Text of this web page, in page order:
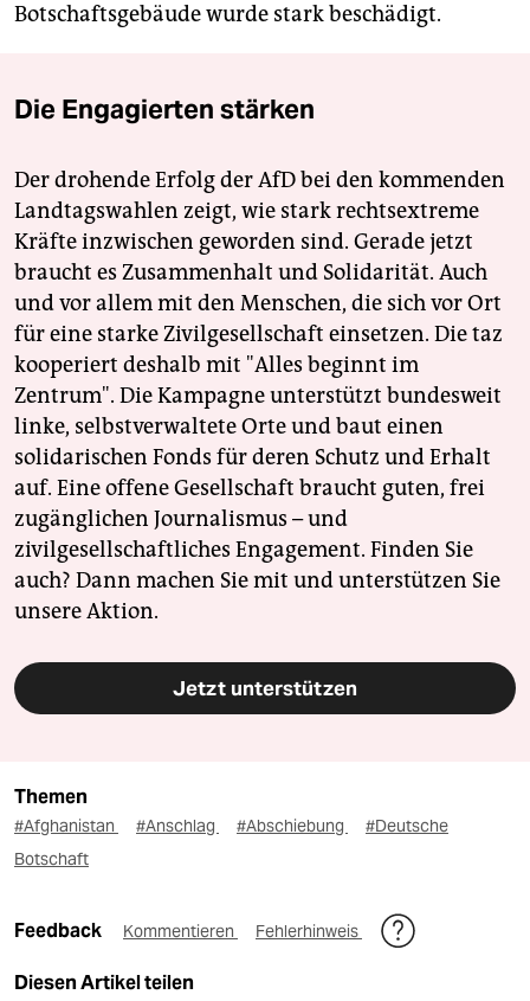
Botschaftsgebäude wurde stark beschädigt.
Die Engagierten stärken
Der drohende Erfolg der AfD bei den kommenden
Landtagswahlen zeigt, wie stark rechtsextreme
Kräfte inzwischen geworden sind. Gerade jetzt
braucht es Zusammenhalt und Solidarität. Auch
und vor allem mit den Menschen, die sich vor Ort
für eine starke Zivilgesellschaft einsetzen. Die taz
kooperiert deshalb mit "Alles beginnt im
Zentrum". Die Kampagne unterstützt bundesweit
linke, selbstverwaltete Orte und baut einen
solidarischen Fonds für deren Schutz und Erhalt
auf. Eine offene Gesellschaft braucht guten, frei
zugänglichen Journalismus – und
zivilgesellschaftliches Engagement. Finden Sie
auch? Dann machen Sie mit und unterstützen Sie
unsere Aktion.
Jetzt unterstützen
Themen
#Afghanistan #Anschlag #Abschiebung
#Deutsche
Botschaft
Feedback Kommentieren Fehlerhinweis
Diesen Artikel teilen